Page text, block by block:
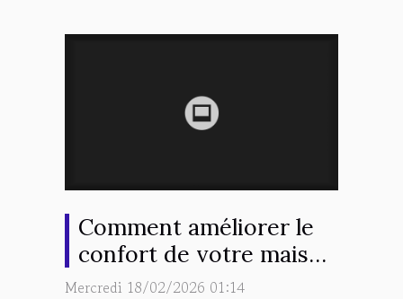
Comment améliorer le
confort de votre maison
grâce à l'isolation des
Mercredi 18/02/2026 01:14